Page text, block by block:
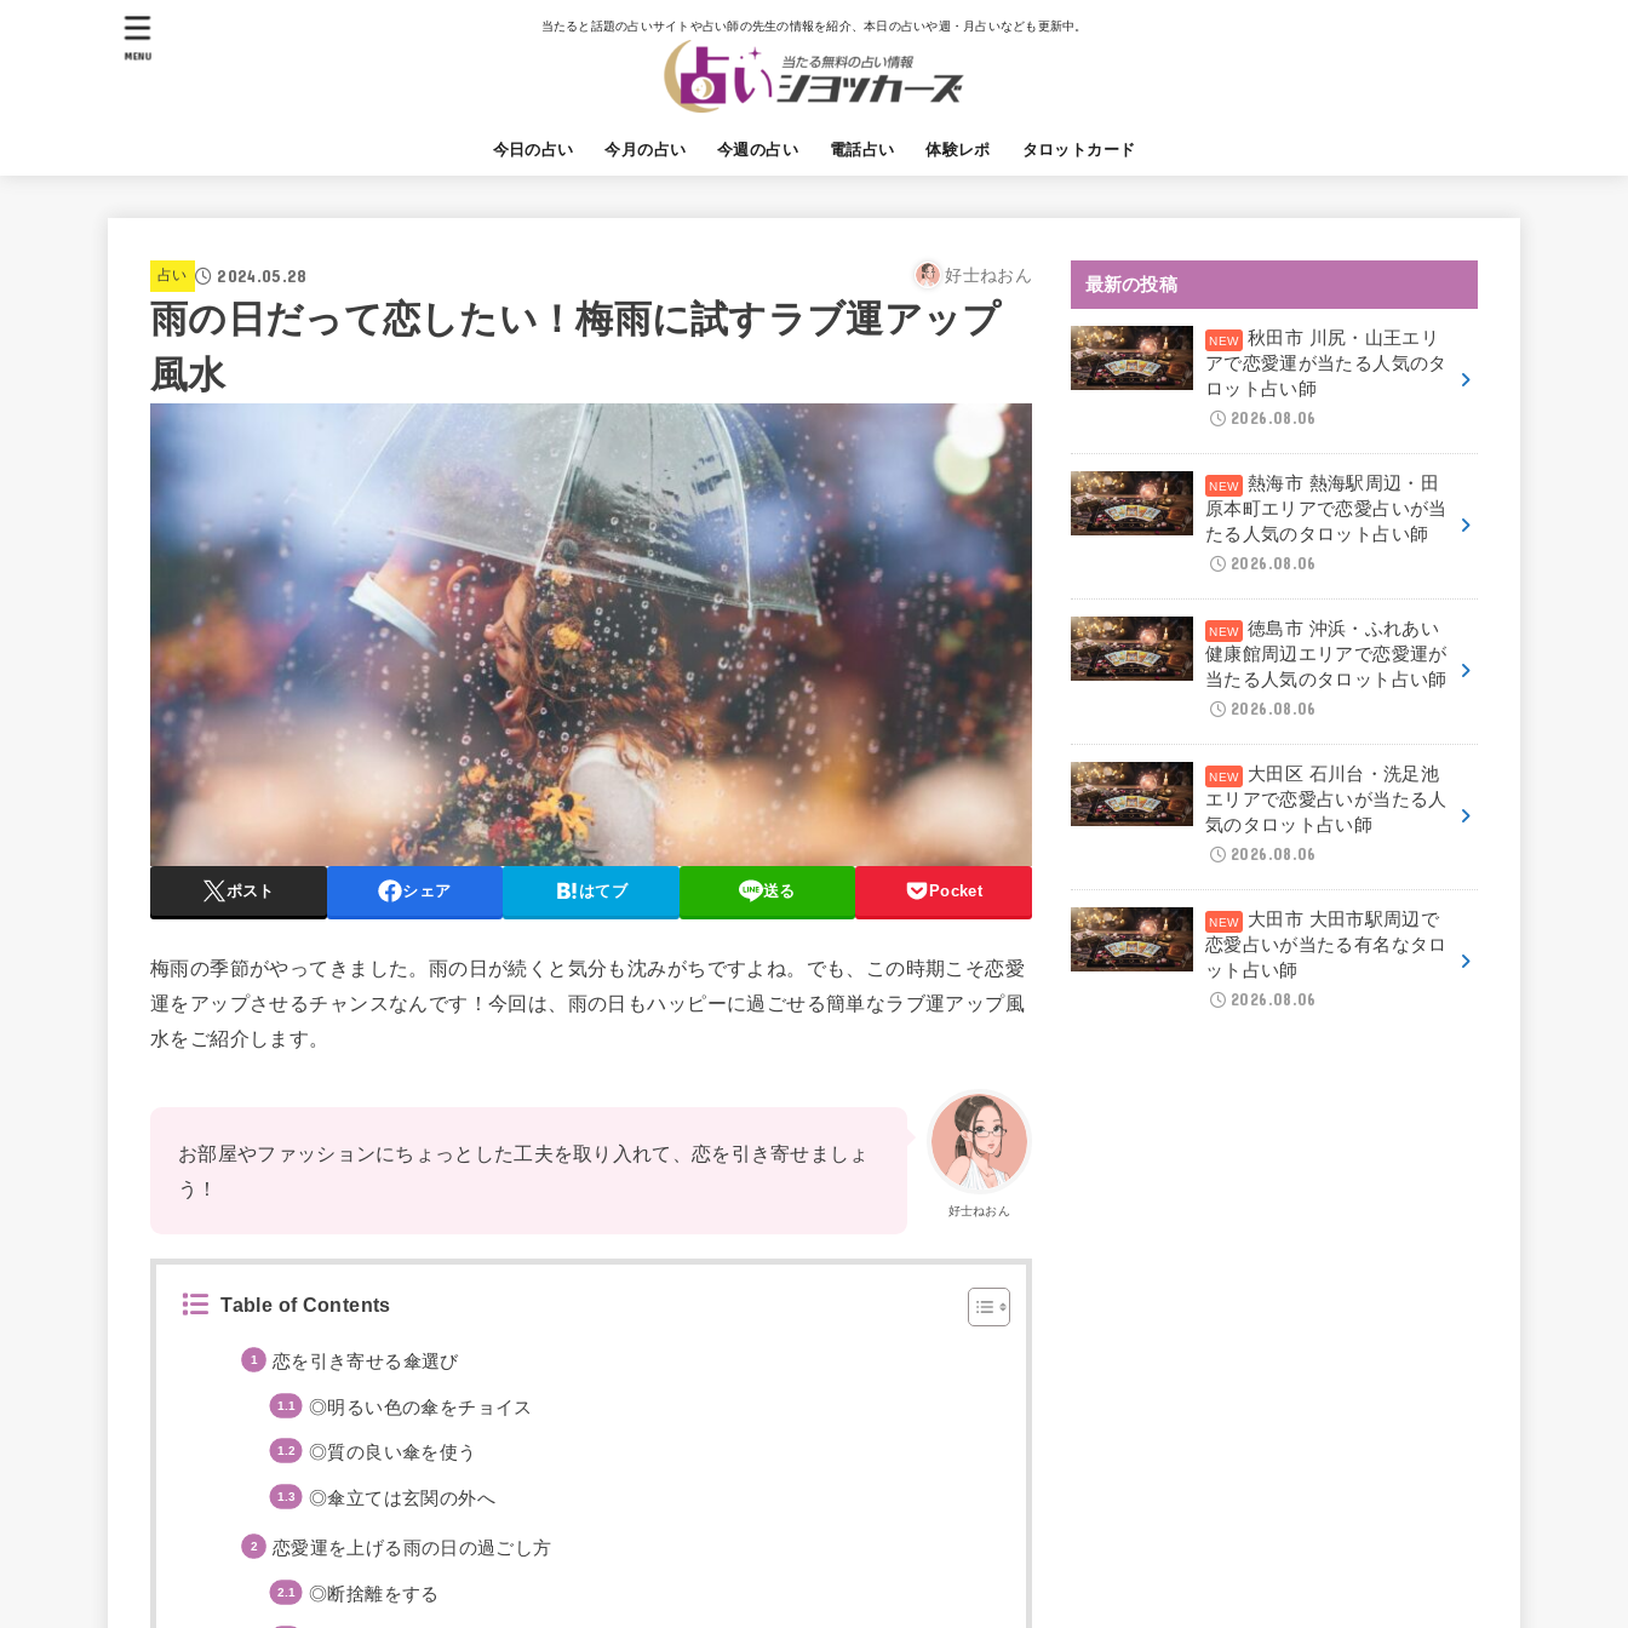
当たると話題の占いサイトや占い師の先生の情報を紹介、本日の占いや週・月占いなども更新中。
今日の占い 今月の占い 今週の占い 電話占い 体験レポ タロットカード
MENU
占い 2024.05.28 好士ねおん
雨の日だって恋したい！梅雨に試すラブ運アップ
風水
ポスト シェア はてブ 送る Pocket
梅雨の季節がやってきました。雨の日が続くと気分も沈みがちですよね。でも、この時期こそ恋愛
運をアップさせるチャンスなんです！今回は、雨の日もハッピーに過ごせる簡単なラブ運アップ風
水をご紹介します。
好士ねおん
お部屋やファッションにちょっとした工夫を取り入れて、恋を引き寄せましょ
う！
Table of Contents
恋を引き寄せる傘選び
◎明るい色の傘をチョイス
◎質の良い傘を使う
◎傘立ては玄関の外へ
恋愛運を上げる雨の日の過ごし方
◎断捨離をする
最新の投稿
秋田市 川尻・山王エリ
アで恋愛運が当たる人気のタ
ロット占い師
2026.08.06
熱海市 熱海駅周辺・田
原本町エリアで恋愛占いが当
たる人気のタロット占い師
2026.08.06
徳島市 沖浜・ふれあい
健康館周辺エリアで恋愛運が
当たる人気のタロット占い師
2026.08.06
大田区 石川台・洗足池
エリアで恋愛占いが当たる人
気のタロット占い師
2026.08.06
大田市 大田市駅周辺で
恋愛占いが当たる有名なタロ
ット占い師
2026.08.06